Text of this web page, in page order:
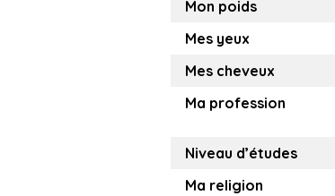
Mon poids
Mes yeux
Mes cheveux
Ma profession
Niveau d’études
Ma religion